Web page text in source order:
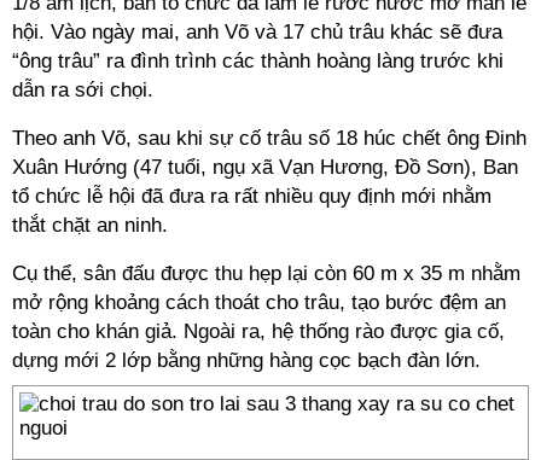
hội. Vào ngày mai, anh Võ và 17 chủ trâu khác sẽ đưa
“ông trâu” ra đình trình các thành hoàng làng trước khi
dẫn ra sới chọi.
Theo anh Võ, sau khi sự cố trâu số 18 húc chết ông Đinh
Xuân Hướng (47 tuổi, ngụ xã Vạn Hương, Đồ Sơn), Ban
tổ chức lễ hội đã đưa ra rất nhiều quy định mới nhằm
thắt chặt an ninh.
Cụ thể, sân đấu được thu hẹp lại còn 60 m x 35 m nhằm
mở rộng khoảng cách thoát cho trâu, tạo bước đệm an
toàn cho khán giả. Ngoài ra, hệ thống rào được gia cố,
dựng mới 2 lớp bằng những hàng cọc bạch đàn lớn.